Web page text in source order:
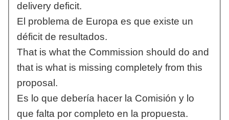
delivery deficit.
El problema de Europa es que existe un
déficit de resultados.
That is what the Commission should do and
that is what is missing completely from this
proposal.
Es lo que debería hacer la Comisión y lo
que falta por completo en la propuesta.